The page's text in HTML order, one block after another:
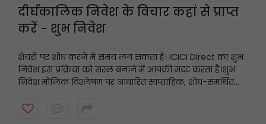
दीर्घकालिक निवेश के विचार कहां से प्राप्त
करें - शुभ निवेश
शेयरों पर शोध करने में समय लग सकता है। ICICI Direct का शुभ
निवेश इस प्रक्रिया को सरल बनाने में आपकी मदद करता है।शुभ
निवेश मौलिक विश्लेषण पर आधारित साप्ताहिक, शोध-समर्थित
दृष्टिकोण के अनुरूप संभावित अवसरों को खोजने में मदद मिलती है।